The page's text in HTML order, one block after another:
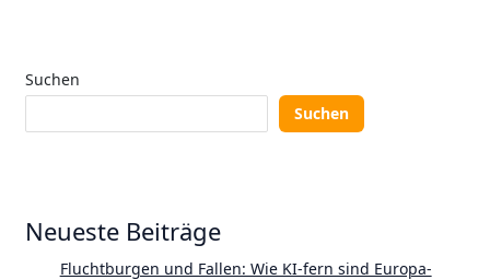
Suchen
Suchen
Neueste Beiträge
Fluchtburgen und Fallen: Wie KI-fern sind Europa-